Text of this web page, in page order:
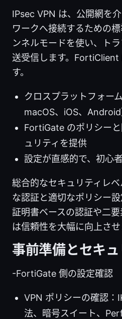
IPsec VPN は、公開網を
ワークへ接続するための
ンネルモードを使い、ト
送受信します。FortiClient
す。
クロスプラットフォー
macOS、iOS、Android
FortiGate のポリシー
ュリティを提供
設定が直感的で、初心
総合的なセキュリティレ
な認証と適切なポリシー設
証明書ベースの認証や二
は信頼性を大幅に向上させ
事前準備とセキ
-FortiGate 側の設定確認
VPN ポリシーの確認：
法、暗号スイート、